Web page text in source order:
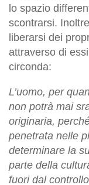
lo spazio
scontrarsi.
liberarsi dei
attraverso di
circonda:
L’uomo, per
non potrà mai
originaria,
penetrata nelle
determinare la
parte della
fuori dal